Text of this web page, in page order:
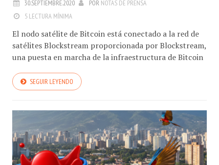
30.SEPTIEMBRE.2020 POR NOTAS DE PRENSA
5 LECTURA MÍNIMA
El nodo satélite de Bitcoin está conectado a la red de
satélites Blockstream proporcionada por Blockstream,
una puesta en marcha de la infraestructura de Bitcoin
SEGUIR LEYENDO